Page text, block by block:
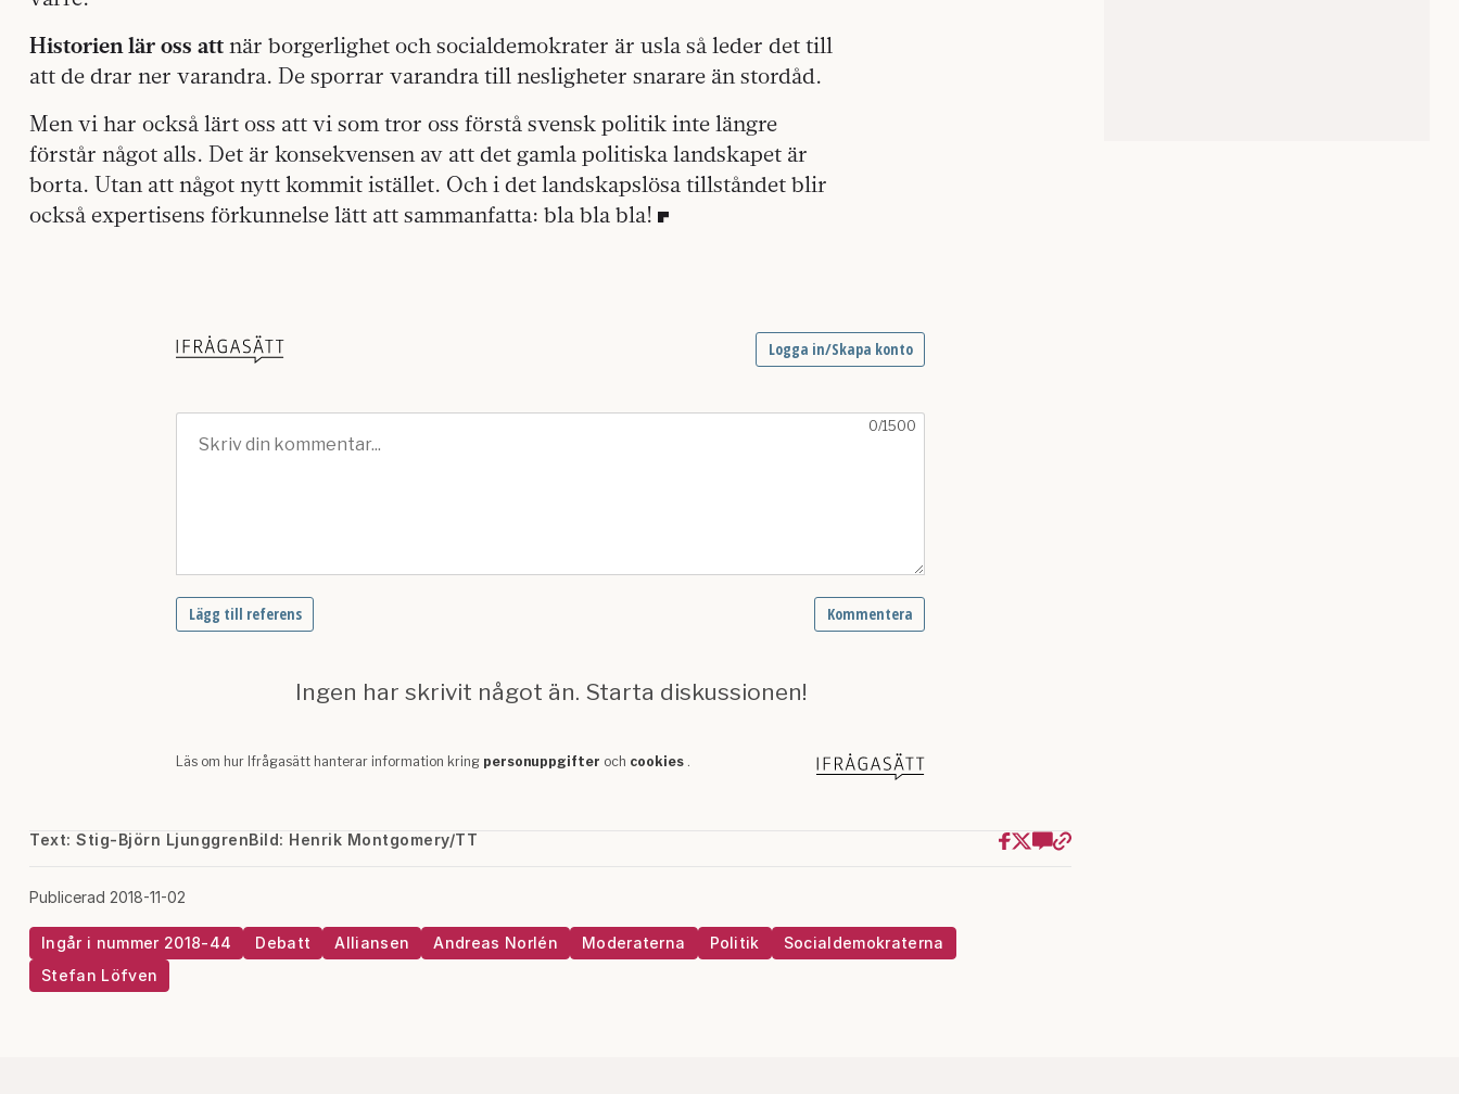
Historien lär oss att när borgerlighet och socialdemokrater är usla så leder det till
att de drar ner varandra. De sporrar varandra till nesligheter snarare än stordåd.
Men vi har också lärt oss att vi som tror oss förstå svensk politik inte längre
förstår något alls. Det är konsekvensen av att det gamla politiska landskapet är
borta. Utan att något nytt kommit istället. Och i det landskapslösa tillståndet blir
också expertisens förkunnelse lätt att sammanfatta: bla bla bla!
Text: Stig-Björn LjunggrenBild: Henrik Montgomery/TT
Publicerad 2018-11-02
Ingår i nummer 2018-44 Debatt Alliansen Andreas Norlén Moderaterna Politik
Socialdemokraterna
Stefan Löfven